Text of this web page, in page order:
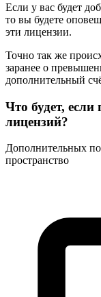
Если у вас будет
то вы будете
эти лицензии.
Точно так же
заранее о
дополнительный
Что будет,
лицензий?
Дополнительных
пространство